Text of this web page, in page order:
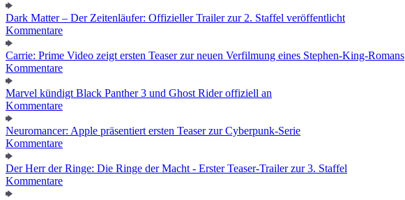
Dark Matter – Der Zeitenläufer: Offizieller Trailer zur 2. Staffel veröffentlicht
Kommentare
Carrie: Prime Video zeigt ersten Teaser zur neuen Verfilmung eines Stephen-King-Romans
Kommentare
Marvel kündigt Black Panther 3 und Ghost Rider offiziell an
Kommentare
Neuromancer: Apple präsentiert ersten Teaser zur Cyberpunk-Serie
Kommentare
Der Herr der Ringe: Die Ringe der Macht - Erster Teaser-Trailer zur 3. Staffel
Kommentare